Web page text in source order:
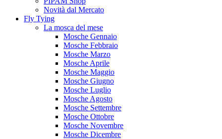
Novità dal Mercato
Fly Tying
La mosca del mese
Mosche Gennaio
Mosche Febbraio
Mosche Marzo
Mosche Aprile
Mosche Maggio
Mosche Giugno
Mosche Luglio
Mosche Agosto
Mosche Settembre
Mosche Ottobre
Mosche Novembre
Mosche Dicembre